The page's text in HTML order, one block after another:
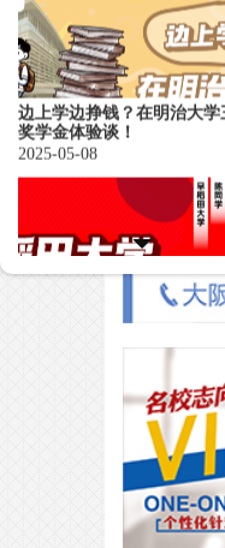
边上学边挣钱？在明治大学
奖学金体验谈！
2025-05-08
合格专访丨从南京田家炳中
稻田大学——EJU700+的背
合格采访｜从东洋大学本科
级到横滨国立大学硕士！！